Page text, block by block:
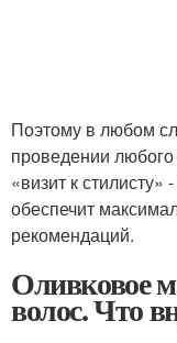
Поэтому в любом
проведении
«визит к стилисту»
обеспечит
рекомендаций.
Оливковое
волос. Что